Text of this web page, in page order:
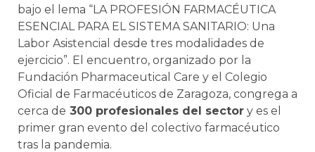
bajo el lema “LA PROFESIÓN FARMACÉUTICA
ESENCIAL PARA EL SISTEMA SANITARIO: Una
Labor Asistencial desde tres modalidades de
ejercicio”. El encuentro, organizado por la
Fundación Pharmaceutical Care y el Colegio
Oficial de Farmacéuticos de Zaragoza, congrega a
cerca de 300 profesionales del sector y es el
primer gran evento del colectivo farmacéutico
tras la pandemia.